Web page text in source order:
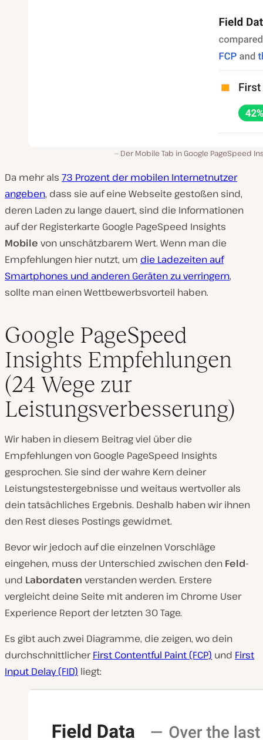
Der Mobile Tab in Google PageSpeed
Da mehr als 73 Prozent der mobilen Internetnutzer
angeben, dass sie auf eine Webseite gestoßen sind,
deren Laden zu lange dauert, sind die Informationen
auf der Registerkarte Google PageSpeed Insights
Mobile von unschätzbarem Wert. Wenn man die
Empfehlungen hier nutzt, um die Ladezeiten auf
Smartphones und anderen Geräten zu verringern,
sollte man einen Wettbewerbsvorteil haben.
Google PageSpeed
Insights Empfehlungen
(24 Wege zur
Leistungsverbesserung)
Wir haben in diesem Beitrag viel über die
Empfehlungen von Google PageSpeed Insights
gesprochen. Sie sind der wahre Kern deiner
Leistungstestergebnisse und weitaus wertvoller als
dein tatsächliches Ergebnis. Deshalb haben wir ihnen
den Rest dieses Postings gewidmet.
Bevor wir jedoch auf die einzelnen Vorschläge
eingehen, muss der Unterschied zwischen den Feld-
und Labordaten verstanden werden. Erstere
vergleicht deine Seite mit anderen im Chrome User
Experience Report der letzten 30 Tage.
Es gibt auch zwei Diagramme, die zeigen, wo dein
durchschnittlicherFirst Contentful Paint (FCP) und First
Input Delay (FID) liegt: